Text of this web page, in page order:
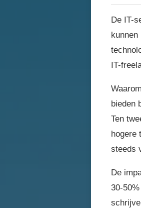
De IT-
IT-
bieden
Ten
hogere
steeds
De
30-